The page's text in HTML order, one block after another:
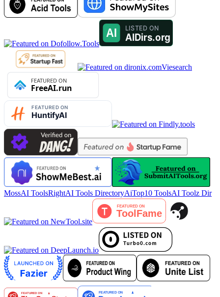
Viesearch
MossAI ToolsRightAI Tools DirectoryAiTop10 ToolsAI Toolz Dir